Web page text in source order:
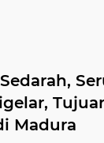
Madura